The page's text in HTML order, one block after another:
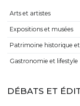
Arts et artistes
Expositions et musées
Patrimoine historique
Gastronomie et lifestyle
DÉBATS ET